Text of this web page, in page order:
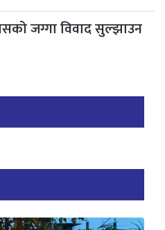
जग्गा विवाद सुल्झाउन